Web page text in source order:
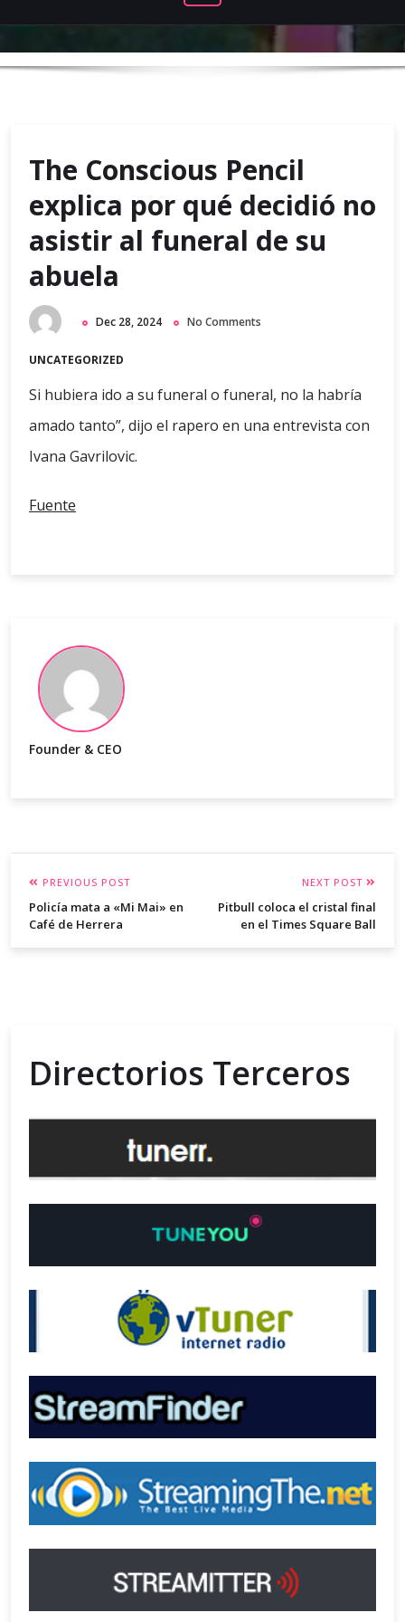
The Conscious Pencil
explica por qué decidió no
asistir al funeral de su
abuela
Dec 28, 2024 No Comments
UNCATEGORIZED
Si hubiera ido a su funeral o funeral, no la habría
amado tanto”, dijo el rapero en una entrevista con
Ivana Gavrilovic.
Fuente
Founder & CEO
PREVIOUS POST
Policía mata a «Mi Mai» en
Café de Herrera
NEXT POST
Pitbull coloca el cristal final
en el Times Square Ball
Directorios Terceros